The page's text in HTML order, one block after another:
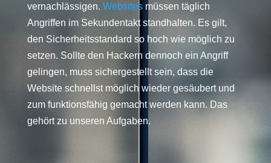
vernachlässigen. Websitesmüssen täglich
Angriffen im Sekundentakt standhalten. Es gilt,
den Sicherheitsstandard so hoch wie möglich zu
setzen. Sollte den Hackern dennoch ein Angriff
gelingen, muss sichergestellt sein, dass die
Website schnellst möglich wieder gesäubert und
zum funktionsfähig gemacht werden kann. Das
gehört zu unseren Aufgaben.